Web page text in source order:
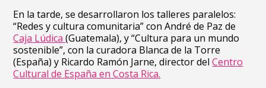
En la tarde, se desarrollaron los talleres paralelos:
“Redes y cultura comunitaria” con André de Paz de
Caja Lúdica(Guatemala), y “Cultura para un mundo
sostenible”, con la curadora Blanca de la Torre
(España) y Ricardo Ramón Jarne, director delCentro
Cultural de España en Costa Rica.